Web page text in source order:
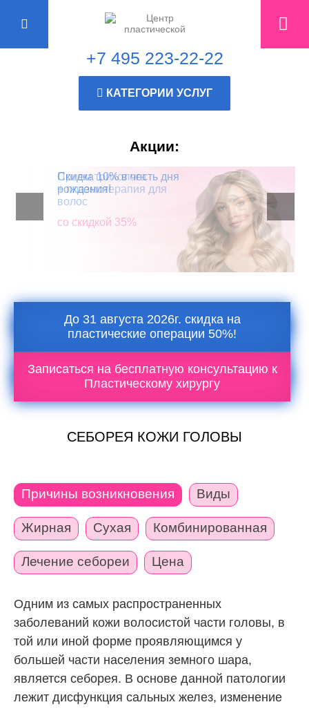
+7 495 223-22-22
КАТЕГОРИИ УСЛУГ
Акции:
Прием трихолога
+ плазмотерапия для
волос
со скидкой 35%
Скидка 10% в честь дня
рождения!
До 31 августа 2026г. скидка на
пластические операции 50%!
Записаться на бесплатную консультацию к
Пластическому хирургу
СЕБОРЕЯ КОЖИ ГОЛОВЫ
Причины возникновения Виды
Жирная Сухая Комбинированная
Лечение себореи Цена
Одним из самых распространенных
заболеваний кожи волосистой части головы, в
той или иной форме проявляющимся у
большей части населения земного шара,
является себорея. В основе данной патологии
лежит дисфункция сальных желез, изменение